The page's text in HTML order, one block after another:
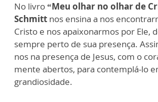
No livro“Meu olhar no olhar de
Schmitt nos ensina a nos
Cristo e nos apaixonarmos por Ele,
sempre perto de sua presença.
nos na presença de Jesus, com o
mente abertos, para contemplá-lo
grandiosidade.